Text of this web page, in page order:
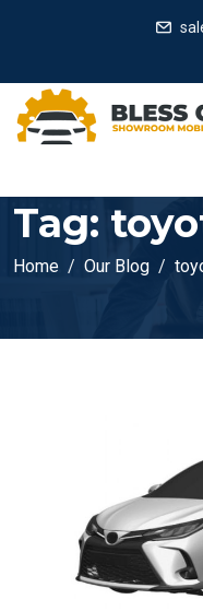
Tag:
Home Our Blog